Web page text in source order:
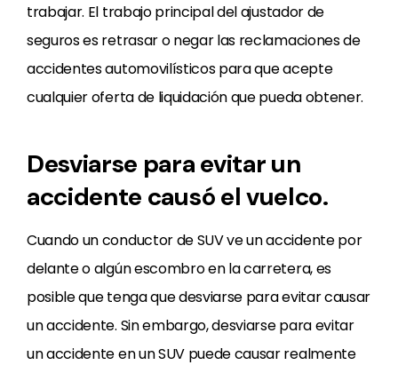
trabajar. El trabajo principal del ajustador de
seguros es retrasar o negar las reclamaciones de
accidentes automovilísticos para que acepte
cualquier oferta de liquidación que pueda obtener.
Desviarse para evitar un
accidente causó el vuelco.
Cuando un conductor de SUV ve un accidente por
delante o algún escombro en la carretera, es
posible que tenga que desviarse para evitar causar
un accidente. Sin embargo, desviarse para evitar
un accidente en un SUV puede causar realmente